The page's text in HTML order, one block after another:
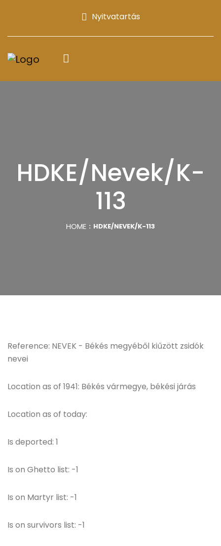
Nyitvatartás
HDKE/Nevek/K-
113
HOME HDKE/NEVEK/K-113
Reference: NEVEK - Békés megyéből kiűzött zsidók
nevei
Location as of 1941: Békés vármegye, békési járás
Location as of today:
Is deported: 1
Is on Ghetto list: -1
Is on Martyr list: -1
Is on survivors list: -1